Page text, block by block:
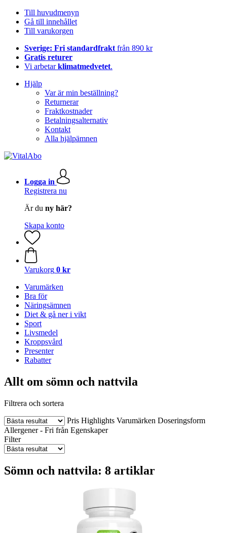
Till huvudmenyn
Gå till innehållet
Till varukorgen
Sverige: Fri standardfrakt från 890 kr
Gratis returer
Vi arbetarklimatmedvetet.
Hjälp
Var är min beställning?
Returnerar
Fraktkostnader
Betalningsalternativ
Kontakt
Alla hjälpämnen
Logga in
Registrera nu
Är du ny här?
Skapa konto
Varukorg 0 kr
Varumärken
Bra för
Näringsämnen
Diet & gå ner i vikt
Sport
Livsmedel
Kroppsvård
Presenter
Rabatter
Allt om sömn och nattvila
Filtrera och sortera
Pris Highlights Varumärken Doseringsform
Allergener - Fri från Egenskaper
Filter
Sömn och nattvila: 8 artiklar